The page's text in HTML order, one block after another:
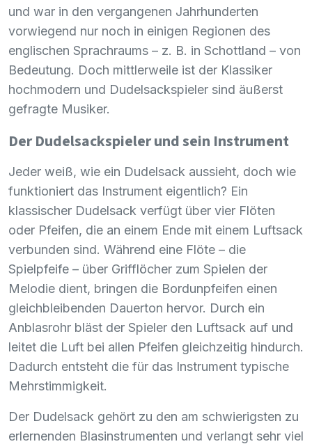
und war in den vergangenen Jahrhunderten
vorwiegend nur noch in einigen Regionen des
englischen Sprachraums – z. B. in Schottland – von
Bedeutung. Doch mittlerweile ist der Klassiker
hochmodern und Dudelsackspieler sind äußerst
gefragte Musiker.
Der Dudelsackspieler und sein Instrument
Jeder weiß, wie ein Dudelsack aussieht, doch wie
funktioniert das Instrument eigentlich? Ein
klassischer Dudelsack verfügt über vier Flöten
oder Pfeifen, die an einem Ende mit einem Luftsack
verbunden sind. Während eine Flöte – die
Spielpfeife – über Grifflöcher zum Spielen der
Melodie dient, bringen die Bordunpfeifen einen
gleichbleibenden Dauerton hervor. Durch ein
Anblasrohr bläst der Spieler den Luftsack auf und
leitet die Luft bei allen Pfeifen gleichzeitig hindurch.
Dadurch entsteht die für das Instrument typische
Mehrstimmigkeit.
Der Dudelsack gehört zu den am schwierigsten zu
erlernenden Blasinstrumenten und verlangt sehr viel